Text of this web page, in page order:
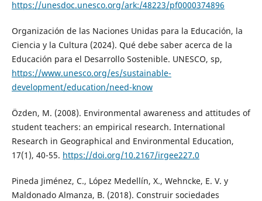
https://unesdoc.unesco.org/ark:/48223/pf0000374896
Organización de las Naciones Unidas para la Educación, la
Ciencia y la Cultura (2024). Qué debe saber acerca de la
Educación para el Desarrollo Sostenible. UNESCO, sp,
https://www.unesco.org/es/sustainable-
development/education/need-know
Özden, M. (2008). Environmental awareness and attitudes of
student teachers: an empirical research. International
Research in Geographical and Environmental Education,
17(1), 40-55. https://doi.org/10.2167/irgee227.0
Pineda Jiménez, C., López Medellín, X., Wehncke, E. V. y
Maldonado Almanza, B. (2018). Construir sociedades